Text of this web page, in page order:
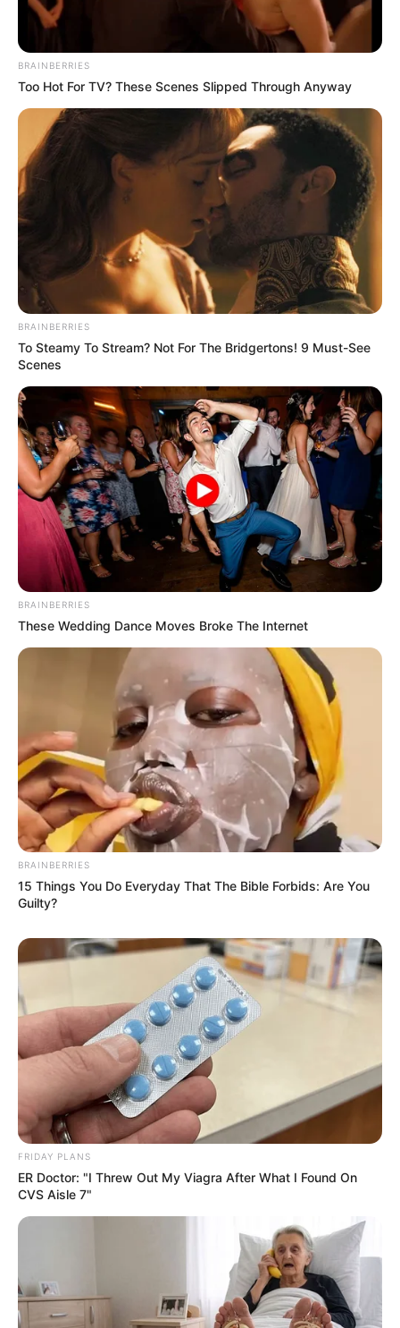
BRAINBERRIES
Too Hot For TV? These Scenes Slipped Through Anyway
BRAINBERRIES
To Steamy To Stream? Not For The Bridgertons! 9 Must-See
Scenes
BRAINBERRIES
These Wedding Dance Moves Broke The Internet
BRAINBERRIES
15 Things You Do Everyday That The Bible Forbids: Are You
Guilty?
FRIDAY PLANS
ER Doctor: "I Threw Out My Viagra After What I Found On
CVS Aisle 7"